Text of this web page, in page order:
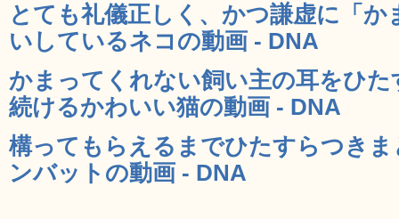
とても礼儀正しく、かつ謙虚に「
いしているネコの動画 - DNA
かまってくれない飼い主の耳をひ
続けるかわいい猫の動画 - DNA
構ってもらえるまでひたすらつき
ンバットの動画 - DNA